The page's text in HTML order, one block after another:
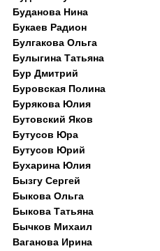
Буданова Нина
Букаев Радион
Булгакова Ольга
Булыгина Татьяна
Бур Дмитрий
Буровская Полина
Бурякова Юлия
Бутовский Яков
Бутусов Юра
Бутусов Юрий
Бухарина Юлия
Бызгу Сергей
Быкова Ольга
Быкова Татьяна
Бычков Михаил
Ваганова Ирина